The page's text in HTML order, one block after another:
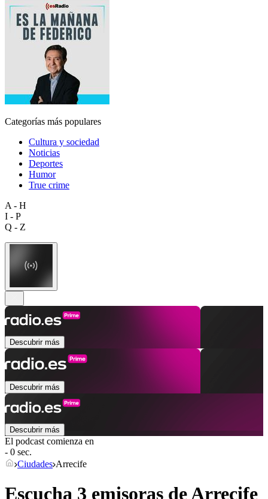
Categorías más populares
Cultura y sociedad
Noticias
Deportes
Humor
True crime
A - H
I - P
Q - Z
Descubrir más
Descubrir más
Descubrir más
El podcast comienza en
- 0 sec.
Ciudades Arrecife
Escucha 3 emisoras de Arrecife